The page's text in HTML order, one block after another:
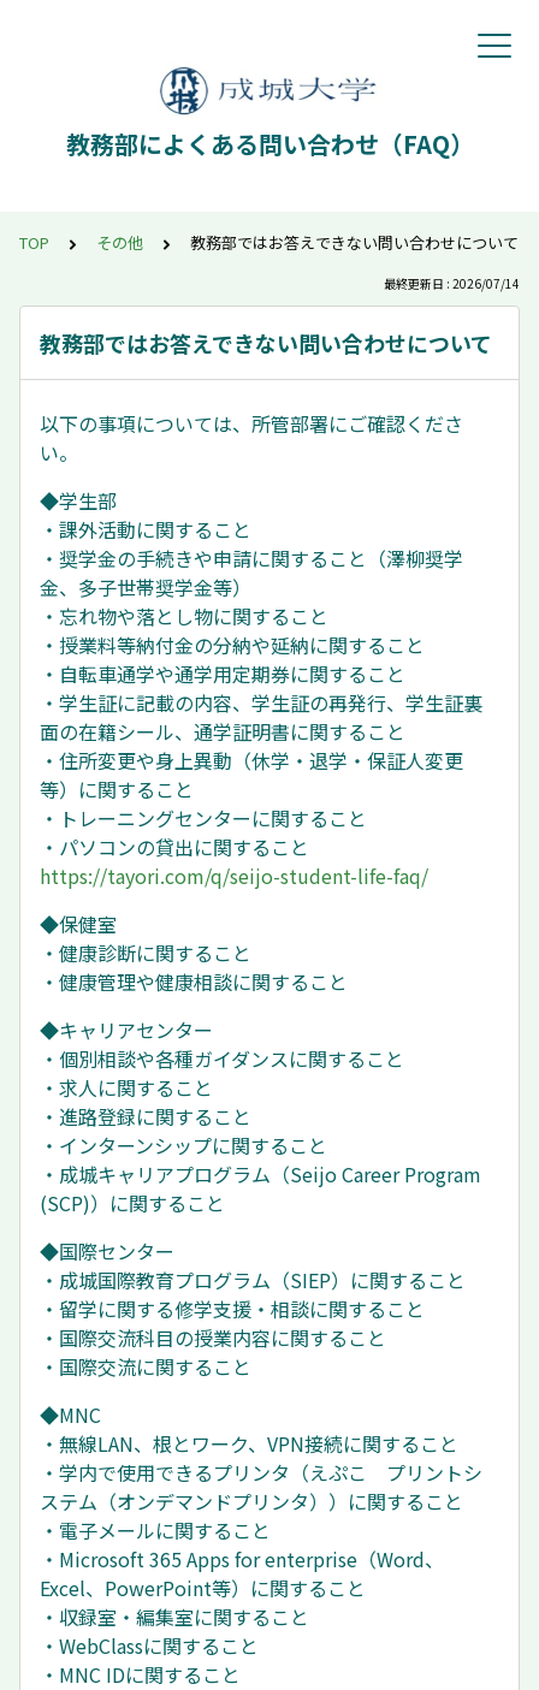
教務部によくある問い合わせ（FAQ）
TOP その他 教務部ではお答えできない問い合わせについて
最終更新日 : 2026/07/14
教務部ではお答えできない問い合わせについて
以下の事項については、所管部署にご確認くださ
い。
◆学生部
・課外活動に関すること
・奨学金の手続きや申請に関すること（澤柳奨学
金、多子世帯奨学金等）
・忘れ物や落とし物に関すること
・授業料等納付金の分納や延納に関すること
・自転車通学や通学用定期券に関すること
・学生証に記載の内容、学生証の再発行、学生証裏
面の在籍シール、通学証明書に関すること
・住所変更や身上異動（休学・退学・保証人変更
等）に関すること
・トレーニングセンターに関すること
・パソコンの貸出に関すること
https://tayori.com/q/seijo-student-life-faq/
◆保健室
・健康診断に関すること
・健康管理や健康相談に関すること
◆キャリアセンター
・個別相談や各種ガイダンスに関すること
・求人に関すること
・進路登録に関すること
・インターンシップに関すること
・成城キャリアプログラム（Seijo Career Program
(SCP)）に関すること
◆国際センター
・成城国際教育プログラム（SIEP）に関すること
・留学に関する修学支援・相談に関すること
・国際交流科目の授業内容に関すること
・国際交流に関すること
◆MNC
・無線LAN、根とワーク、VPN接続に関すること
・学内で使用できるプリンタ（えぷこ プリントシ
ステム（オンデマンドプリンタ））に関すること
・電子メールに関すること
・Microsoft 365 Apps for enterprise（Word、
Excel、PowerPoint等）に関すること
・収録室・編集室に関すること
・WebClassに関すること
・MNC IDに関すること